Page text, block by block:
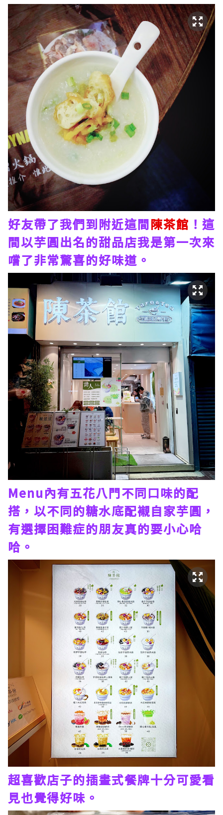
好友帶了我們到附近這間陳茶館 ！這
間以芋圓出名的甜品店我是第一次來
嚐了非常驚喜的好味道。
Menu內有五花八門不同口味的配
搭，以不同的糖水底配襯自家芋圓，
有選擇困難症的朋友真的要小心哈
哈。
超喜歡店子的插畫式餐牌十分可愛看
見也覺得好味。